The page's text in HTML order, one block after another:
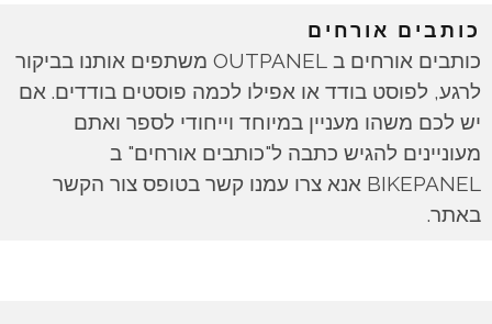
כותבים אורחים
כותבים אורחים ב OUTPANEL משתפים אותנו בביקור
לרגע, לפוסט בודד או אפילו לכמה פוסטים בודדים. אם
יש לכם משהו מעניין במיוחד וייחודי לספר ואתם
מעוניינים להגיש כתבה ל"כותבים אורחים" ב
BIKEPANEL אנא צרו עמנו קשר בטופס צור הקשר
באתר.